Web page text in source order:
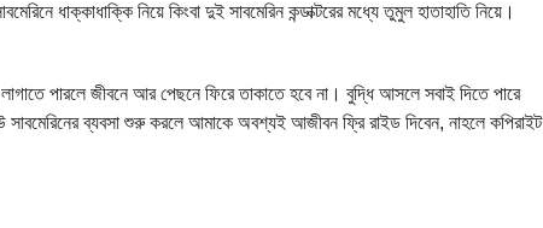
ধাক্কাধাক্কি নিয়ে কিংবা দুই সাবমেরিন কন্ডাক্টরের মধ্যে তুমুল হাতাহাতি নিয়ে।
পারলে জীবনে আর পেছনে ফিরে তাকাতে হবে না। বুদ্ধি আসলে সবাই দিতে পারে
ব্যবসা শুরু করলে আমাকে অবশ্যই আজীবন ফ্রি রাইড দিবেন, নাহলে কপিরাইট